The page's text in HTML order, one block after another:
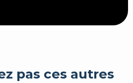
pas ces autres